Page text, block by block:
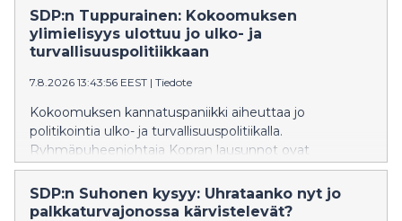
oikeaa ja ajantasaista tietoa sekä selkeät
toimintaohjeet.
SDP:n Tuppurainen: Kokoomuksen
ylimielisyys ulottuu jo ulko- ja
turvallisuuspolitiikkaan
7.8.2026 13:43:56 EEST | Tiedote
Kokoomuksen kannatuspaniikki aiheuttaa jo
politikointia ulko- ja turvallisuuspolitiikalla.
Ryhmäpuheenjohtaja Kopran lausunnot ovat
oppikirjaesimerkki siitä, miten kokoomuksen
ulkopoliittinen värisuora aiheuttaa vauhtisokeutta, joka
heikentää Suomen turvallisuutta, SDP:n Tuppurainen
SDP:n Suhonen kysyy: Uhrataanko nyt jo
palkkaturvajonossa kärvistelevät?